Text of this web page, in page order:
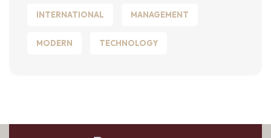
INTERNATIONAL MANAGEMENT
MODERN TECHNOLOGY